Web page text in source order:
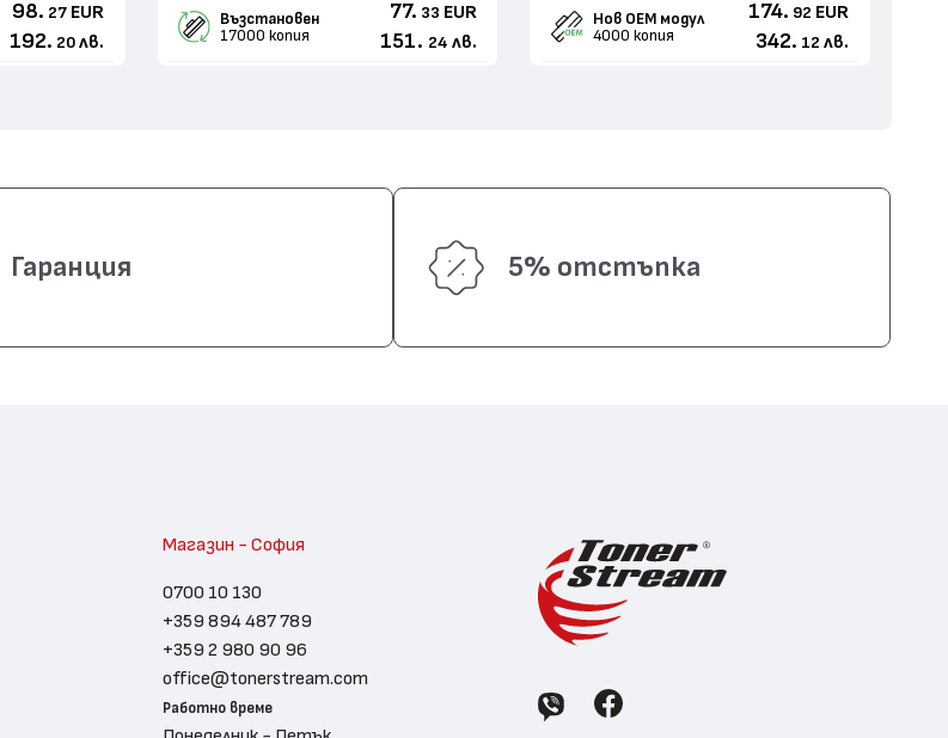
98. 27 EUR
192. 20 лв.
Възстановен
17000 копия
77. 33 EUR
151. 24 лв.
Нов ОЕМ модул
4000 копия
174. 92 EUR
342. 12 лв.
Гаранция 5% отстъпка
Магазин - София
0700 10 130
+359 894 487 789
+359 2 980 90 96
office@tonerstream.com
Работно време